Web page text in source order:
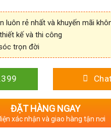
luôn rẻ nhất và khuyến mãi
kế và thi công
trọn đời
ĐẶT HÀNG NGAY
xác nhận và giao hàng tận nơi